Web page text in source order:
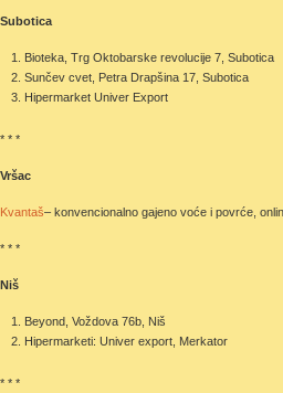
Subotica
Bioteka, Trg Oktobarske revolucije 7, Subotica
Sunčev cvet, Petra Drapšina 17, Subotica
Hipermarket Univer Export
* * *
Vršac
Kvantaš– konvencionalno gajeno voće i povrće,
* * *
Niš
Beyond, Voždova 76b, Niš
Hipermarketi: Univer export, Merkator
* * *